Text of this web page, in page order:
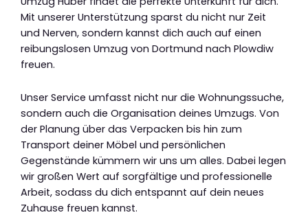
Mit unserer Unterstützung sparst du nicht nur Zeit
und Nerven, sondern kannst dich auch auf einen
reibungslosen Umzug von Dortmund nach Plowdiw
freuen.
Unser Service umfasst nicht nur die Wohnungssuche,
sondern auch die Organisation deines Umzugs. Von
der Planung über das Verpacken bis hin zum
Transport deiner Möbel und persönlichen
Gegenstände kümmern wir uns um alles. Dabei legen
wir großen Wert auf sorgfältige und professionelle
Arbeit, sodass du dich entspannt auf dein neues
Zuhause freuen kannst.